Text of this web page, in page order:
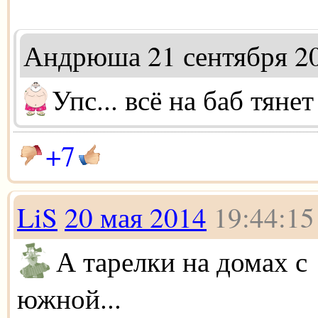
Андрюша 21 сентября
Упс... всё на баб
+7
LiS 20 мая 2014 19:44:15
А тарелки на домах с
южной...